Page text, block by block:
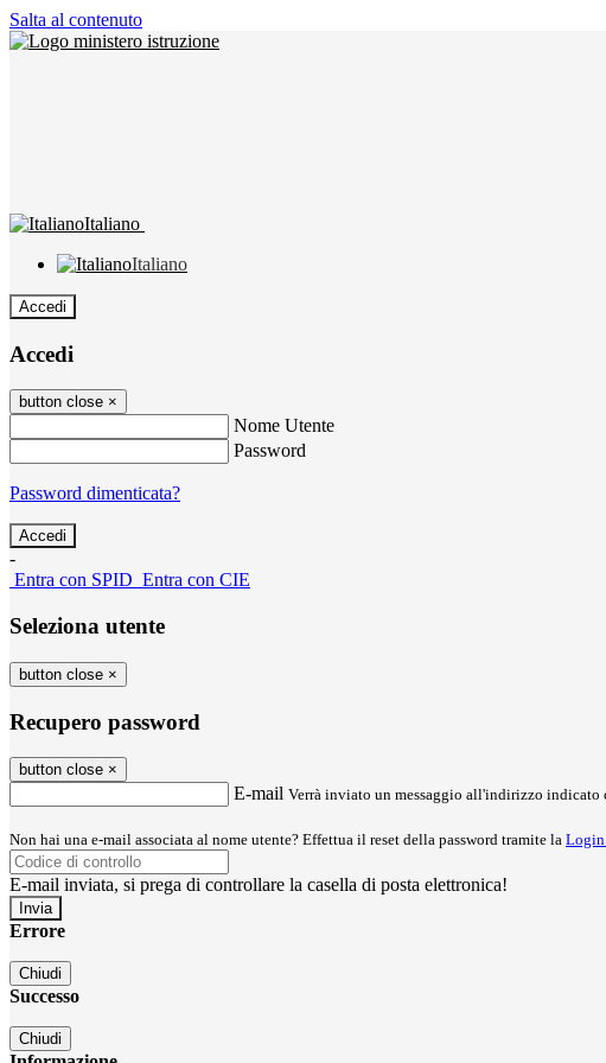
Salta al contenuto
Italiano
Italiano
Accedi
Accedi
button close ×
Nome Utente
Password
Password dimenticata?
-
Entra con SPID Entra con CIE
Seleziona utente
button close ×
Recupero password
button close ×
E-mail Verrà inviato un messaggio all'indirizzo indicato
Non hai una e-mail associata al nome utente? Effettua il reset della password tramite la Login
E-mail inviata, si prega di controllare la casella di posta elettronica!
Errore
Chiudi
Successo
Chiudi